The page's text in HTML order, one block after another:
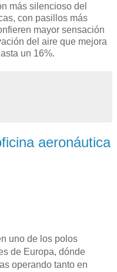
más silencioso del
con pasillos más
mayor sensación
del aire que mejora
un 16%.
aeronáutica
uno de los polos
de Europa, dónde
operando tanto en